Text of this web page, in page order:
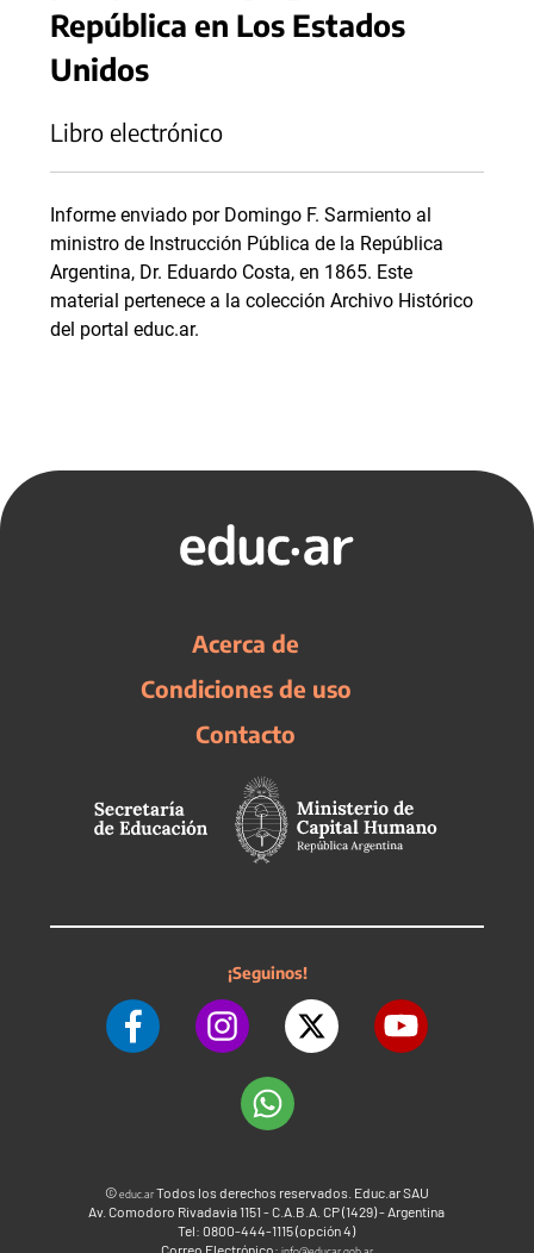
República en Los Estados
Unidos
Libro electrónico
Informe enviado por Domingo F. Sarmiento al
ministro de Instrucción Pública de la República
Argentina, Dr. Eduardo Costa, en 1865. Este
material pertenece a la colección Archivo Histórico
del portal educ.ar.
Acerca de
Condiciones de uso
Contacto
¡Seguinos!
©educ.arTodos los derechos reservados. Educ.ar SAU
Av. Comodoro Rivadavia 1151 - C.A.B.A. CP (1429) - Argentina
Tel: 0800-444-1115 (opción 4)
Correo Electrónico: